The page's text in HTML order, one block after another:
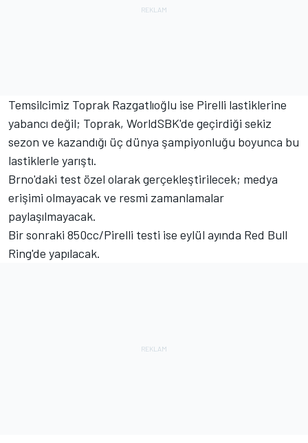
Temsilcimiz Toprak Razgatlıoğlu ise Pirelli lastiklerine
yabancı değil; Toprak, WorldSBK'de geçirdiği sekiz
sezon ve kazandığı üç dünya şampiyonluğu boyunca bu
lastiklerle yarıştı.
Brno'daki test özel olarak gerçekleştirilecek; medya
erişimi olmayacak ve resmi zamanlamalar
paylaşılmayacak.
Bir sonraki 850cc/Pirelli testi ise eylül ayında Red Bull
Ring'de yapılacak.